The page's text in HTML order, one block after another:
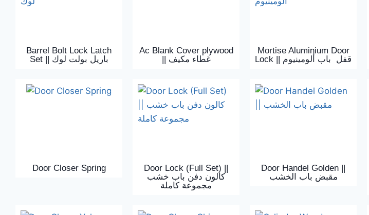
Barrel Bolt Lock Latch
Set || باريل بولت لوك
Ac Blank Cover plywood
|| غطاء مكيف
Mortise Aluminium Door
Lock || قفل باب ألومينيوم
Door Closer Spring
Door Lock (Full Set) ||
كالون دفن باب خشب
مجموعة كاملة
Door Handel Golden ||
مقبض باب الخشب